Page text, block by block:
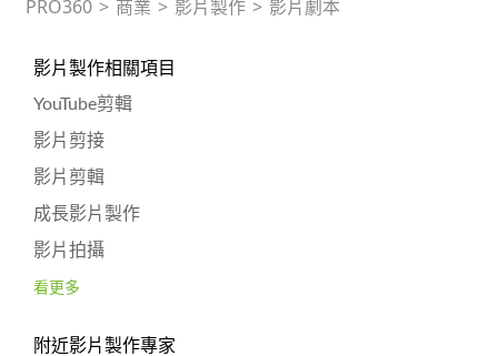
PRO360 > 商業 > 影片製作 > 影片劇本
影片製作相關項目
YouTube剪輯
影片剪接
影片剪輯
成長影片製作
影片拍攝
看更多
附近影片製作專家